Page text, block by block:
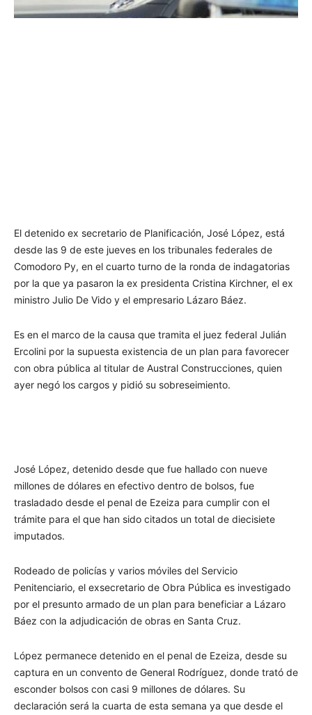
El detenido ex secretario de Planificación, José López, está
desde las 9 de este jueves en los tribunales federales de
Comodoro Py, en el cuarto turno de la ronda de indagatorias
por la que ya pasaron la ex presidenta Cristina Kirchner, el ex
ministro Julio De Vido y el empresario Lázaro Báez.
Es en el marco de la causa que tramita el juez federal Julián
Ercolini por la supuesta existencia de un plan para favorecer
con obra pública al titular de Austral Construcciones, quien
ayer negó los cargos y pidió su sobreseimiento.
José López, detenido desde que fue hallado con nueve
millones de dólares en efectivo dentro de bolsos, fue
trasladado desde el penal de Ezeiza para cumplir con el
trámite para el que han sido citados un total de diecisiete
imputados.
Rodeado de policías y varios móviles del Servicio
Penitenciario, el exsecretario de Obra Pública es investigado
por el presunto armado de un plan para beneficiar a Lázaro
Báez con la adjudicación de obras en Santa Cruz.
López permanece detenido en el penal de Ezeiza, desde su
captura en un convento de General Rodríguez, donde trató de
esconder bolsos con casi 9 millones de dólares. Su
declaración será la cuarta de esta semana ya que desde el